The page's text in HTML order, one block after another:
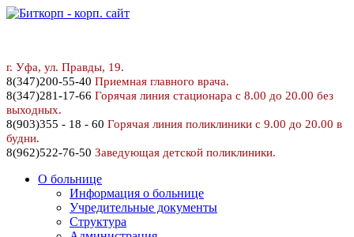
г. Уфа, ул. Правды, 19.
8(347)200-55-40 Приемная главного врача.
8(347)281-17-66 Горячая линия стационара с 8.00 до 20.00 без
выходных.
8(903)355 - 18 - 60 Горячая линия поликлиники с 9.00 до 20.00 в
будни.
8(962)522-76-50 Заведующая детской поликлиники.
О больнице
Информация о больнице
Учредительные документы
Структура